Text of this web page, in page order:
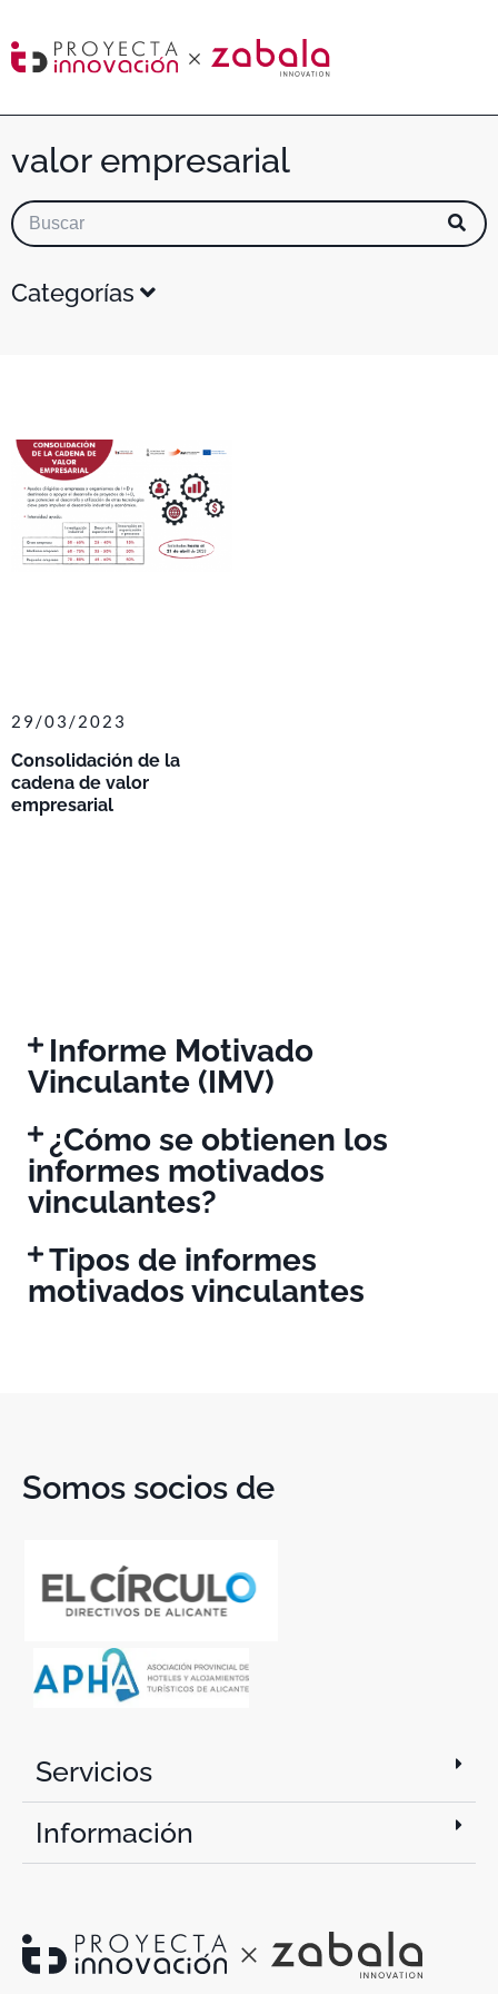
valor empresarial
Categorías
Consolidación de la
cadena de valor
empresarial
29/03/2023
Informe Motivado
Vinculante (IMV)
¿Cómo se obtienen los
informes motivados
vinculantes?
Tipos de informes
motivados vinculantes
Somos socios de
Servicios
Información